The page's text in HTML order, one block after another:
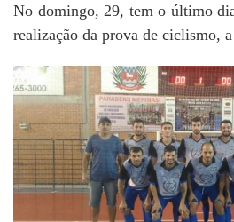
No domingo, 29, tem o último
realização da prova de ciclismo,